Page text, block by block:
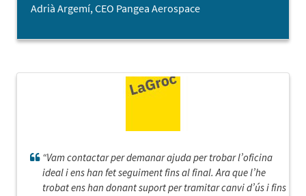
Adrià Argemí, CEO Pangea Aerospace
“Vam contactar per demanar ajuda per trobar l’oficina
ideal i ens han fet seguiment fins al final. Ara que l’he
trobat ens han donant suport per tramitar canvi d’ús i fins